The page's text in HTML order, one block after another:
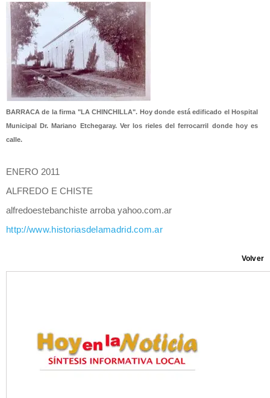
BARRACA de la firma "LA CHINCHILLA". Hoy donde está edificado el Hospital
Municipal Dr. Mariano Etchegaray. Ver los rieles del ferrocarril donde hoy es
calle.
ENERO 2011
ALFREDO E CHISTE
alfredoestebanchiste arroba yahoo.com.ar
http://www.historiasdelamadrid.com.ar
Volver